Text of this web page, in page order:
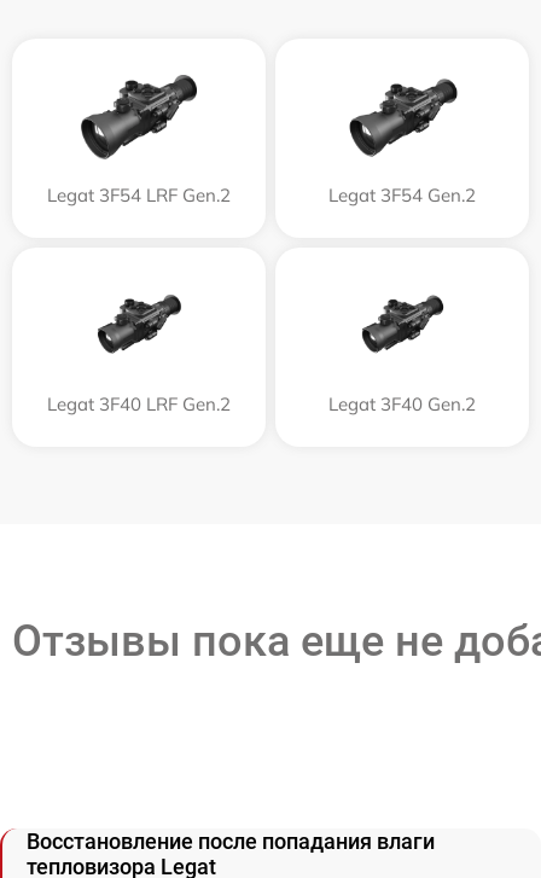
Legat 3F54 LRF Gen.2 Legat 3F54 Gen.2
Legat 3F40 LRF Gen.2 Legat 3F40 Gen.2
Отзывы пока еще не
Восстановление после попадания влаги
тепловизора Legat